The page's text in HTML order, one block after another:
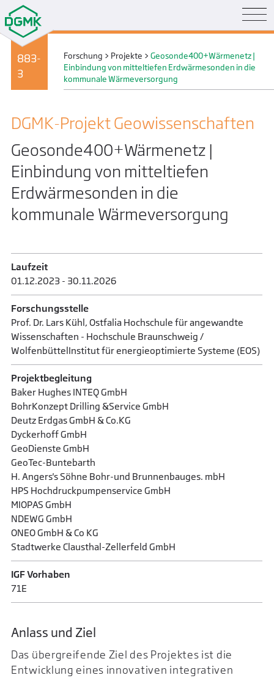
883-
3
Forschung > Projekte >Geosonde400+Wärmenetz |
Einbindung von mitteltiefen Erdwärmesonden in die
kommunale Wärmeversorgung
DGMK-Projekt Geo­wissenschaften
Geosonde400+Wärmenetz |
Einbindung von mitteltiefen
Erdwärmesonden in die
kommunale Wärmeversorgung
Laufzeit
01.12.2023 - 30.11.2026
Forschungsstelle
Prof. Dr. Lars Kühl, Ostfalia Hochschule für angewandte
Wissenschaften - Hochschule Braunschweig /
WolfenbüttelInstitut für energieoptimierte Systeme (EOS)
Projektbegleitung
Baker Hughes INTEQ GmbH
BohrKonzept Drilling &Service GmbH
Deutz Erdgas GmbH & Co.KG
Dyckerhoff GmbH
GeoDienste GmbH
GeoTec-Buntebarth
H. Angers's Söhne Bohr-und Brunnenbauges. mbH
HPS Hochdruckpumpenservice GmbH
MIOPAS GmbH
NDEWG GmbH
ONEO GmbH & Co KG
Stadtwerke Clausthal-Zellerfeld GmbH
IGF Vorhaben
71E
Anlass und Ziel
Das übergreifende Ziel des Projektes ist die
Entwicklung eines innovativen integrativen